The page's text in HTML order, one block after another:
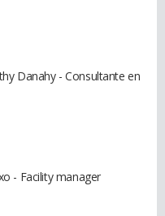
Danahy - Consultante en
- Facility manager